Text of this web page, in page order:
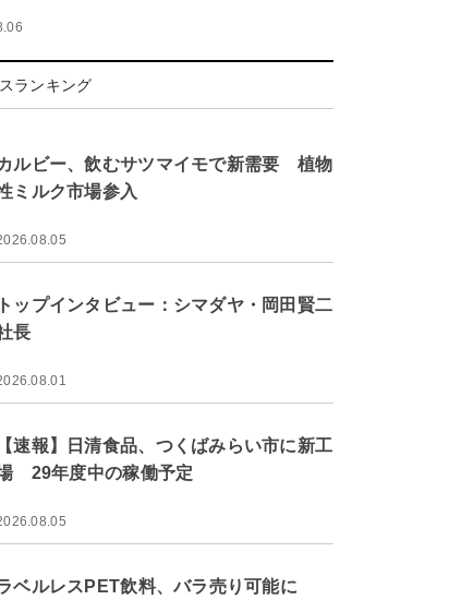
ランキング
ルビー、飲むサツマイモで新需要 植物
ミルク市場参入
トップインタビュー：シマダヤ・岡田賢二
長
【速報】日清食品、つくばみらい市に新工
29年度中の稼働予定
ベルレスPET飲料、バラ売り可能に